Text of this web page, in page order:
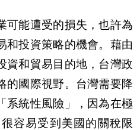
可能遭受的損失，也許為
和投資策略的機會。藉由
資和貿易目的地，台灣政
的國際視野。台灣需要降
系統性風險」，因為在極
容易受到美國的關稅限